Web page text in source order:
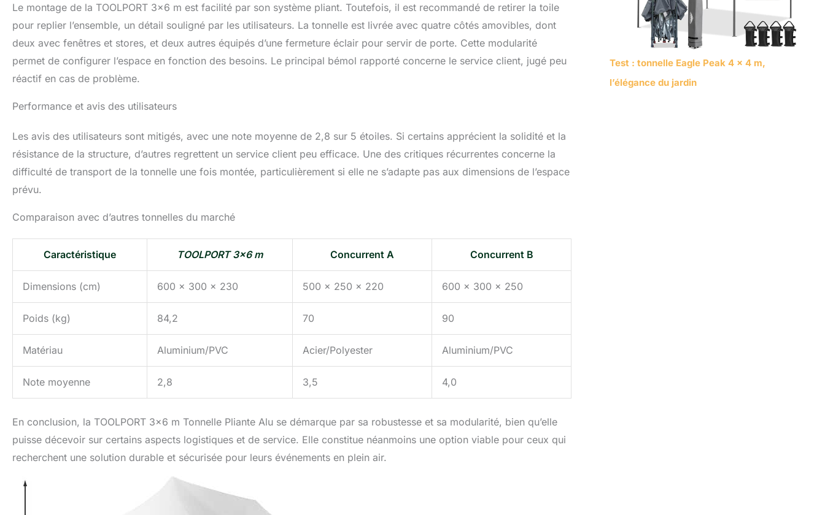
Le montage de la TOOLPORT 3×6 m est facilité par son système pliant. Toutefois, il est recommandé de retirer la toile
pour replier l’ensemble, un détail souligné par les utilisateurs. La tonnelle est livrée avec quatre côtés amovibles, dont
deux avec fenêtres et stores, et deux autres équipés d’une fermeture éclair pour servir de porte. Cette modularité
permet de configurer l’espace en fonction des besoins. Le principal bémol rapporté concerne le service client, jugé peu
réactif en cas de problème.
Performance et avis des utilisateurs
Les avis des utilisateurs sont mitigés, avec une note moyenne de 2,8 sur 5 étoiles. Si certains apprécient la solidité et la
résistance de la structure, d’autres regrettent un service client peu efficace. Une des critiques récurrentes concerne la
difficulté de transport de la tonnelle une fois montée, particulièrement si elle ne s’adapte pas aux dimensions de l’espace
prévu.
Comparaison avec d’autres tonnelles du marché
Caractéristique TOOLPORT 3×6 m Concurrent A Concurrent B
Dimensions (cm) 600 x 300 x 230 500 x 250 x 220 600 x 300 x 250
Poids (kg) 84,2 70 90
Matériau Aluminium/PVC Acier/Polyester Aluminium/PVC
Note moyenne 2,8 3,5 4,0
En conclusion, la TOOLPORT 3×6 m Tonnelle Pliante Alu se démarque par sa robustesse et sa modularité, bien qu’elle
puisse décevoir sur certains aspects logistiques et de service. Elle constitue néanmoins une option viable pour ceux qui
recherchent une solution durable et sécurisée pour leurs événements en plein air.
Test : tonnelle Eagle Peak 4 x 4 m,
l’élégance du jardin